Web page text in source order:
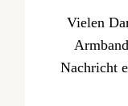
Vielen
Nachricht